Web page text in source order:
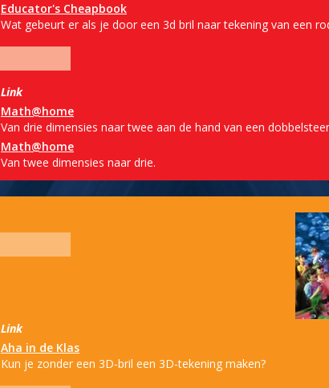
Educator's Cheapbook
Wat gebeurt er als je door een 3d bril naar tekening van een
Link
Math@home
Van drie dimensies naar twee aan de hand van een
Math@home
Van twee dimensies naar drie.
Link
Aha in de Klas
Kun je zonder een 3D-bril een 3D-tekening maken?